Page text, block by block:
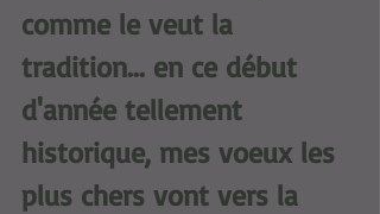
comme le veut la
tradition... en ce début
d'année tellement
historique, mes voeux les
plus chers vont vers la